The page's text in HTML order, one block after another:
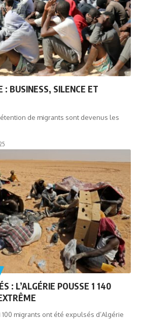
: BUSINESS, SILENCE ET
de migrants sont devenus les
: L’ALGÉRIE POUSSE 1 140
migrants ont été expulsés d’Algérie